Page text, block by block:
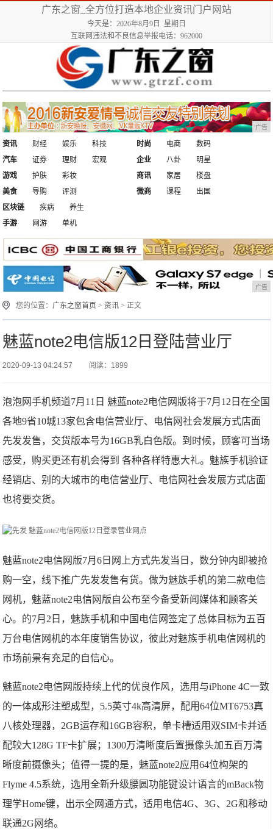
广东之窗_全方位打造本地企业资讯门户网站
今天是：2026年8月9日 星期日
互联网违法和不良信息举报电话：962000
广告
资讯 财经 娱乐
科技
汽车
证券 理财 宏观
时尚 电商
数码
企业
八卦
明星
游戏
护肤
彩妆
美食
导购 评测
商讯 家居
楼盘
微商
课程
出国
区块链
疾病
养生
手游
网游 单机
广告
您的位置： 广东之窗首页 >资讯 > 正文
魅蓝note2电信版12日登陆营业厅
2020-09-13 04:24:57 阅读：1899
泡泡网手机频道7月11日 魅蓝note2电信网版将于7月12日在全国
各地9省10城13家包含电信营业厅、电信网社会发展方式店面
先发发售，交货版本号为16GB乳白色版。到时候，顾客可当场
感受，购买更还有机会得到 各种各样特惠大礼。魅族手机验证
经销店、别的大城市的电信营业厅、电信网社会发展方式店面
也将要交货。
魅蓝note2电信网版7月6日网上方式先发当日，数分钟内即被抢
购一空，线下推广先发发售有货。做为魅族手机的第二款电信
网机，魅蓝note2电信网版自公布至今备受新闻媒体和顾客关
心。的7月2日，魅族手机和中国电信网签定了总体目标为五百
万台电信网机的本年度销售协议，彼此对魅族手机电信网机的
市场前景有充足的自信心。
魅蓝note2电信网版持续上代的优良作风，选用与iPhone 4C一致
的一体成形注塑成型，5.5英寸4k高清屏，配用64位MT6753真
八核处理器，2GB运存和16GB容积，单卡槽适用双SIM卡并适
配较大128G TF卡扩展；1300万清晰度后置摄像头加五百万清
晰度前摄像头；值得一提的是，魅蓝note2应用64位构架的
Flyme 4.5系统，选用全新升级腰圆功能键设计语言的mBack物
理学Home键，出示全网通方式，适用电信4G、3G、2G和移动
联通2G网络。